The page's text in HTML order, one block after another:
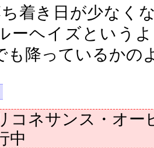
着き日が少なく
ーヘイズという
も降っているかの
コネサンス・オー
中